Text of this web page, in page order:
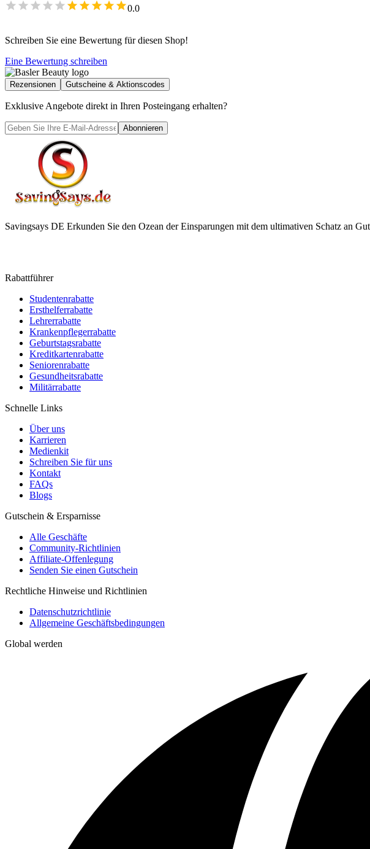
0.0
Schreiben Sie eine Bewertung für diesen Shop!
Eine Bewertung schreiben
Rezensionen Gutscheine & Aktionscodes
Exklusive Angebote direkt in Ihren Posteingang erhalten?
Abonnieren
Savingsays DE Erkunden Sie den Ozean der Einsparungen mit dem ultimativen Schatz an
Rabattführer
Studentenrabatte
Ersthelferrabatte
Lehrerrabatte
Krankenpflegerrabatte
Geburtstagsrabatte
Kreditkartenrabatte
Seniorenrabatte
Gesundheitsrabatte
Militärrabatte
Schnelle Links
Über uns
Karrieren
Medienkit
Schreiben Sie für uns
Kontakt
FAQs
Blogs
Gutschein & Ersparnisse
Alle Geschäfte
Community-Richtlinien
Affiliate-Offenlegung
Senden Sie einen Gutschein
Rechtliche Hinweise und Richtlinien
Datenschutzrichtlinie
Allgemeine Geschäftsbedingungen
Global werden